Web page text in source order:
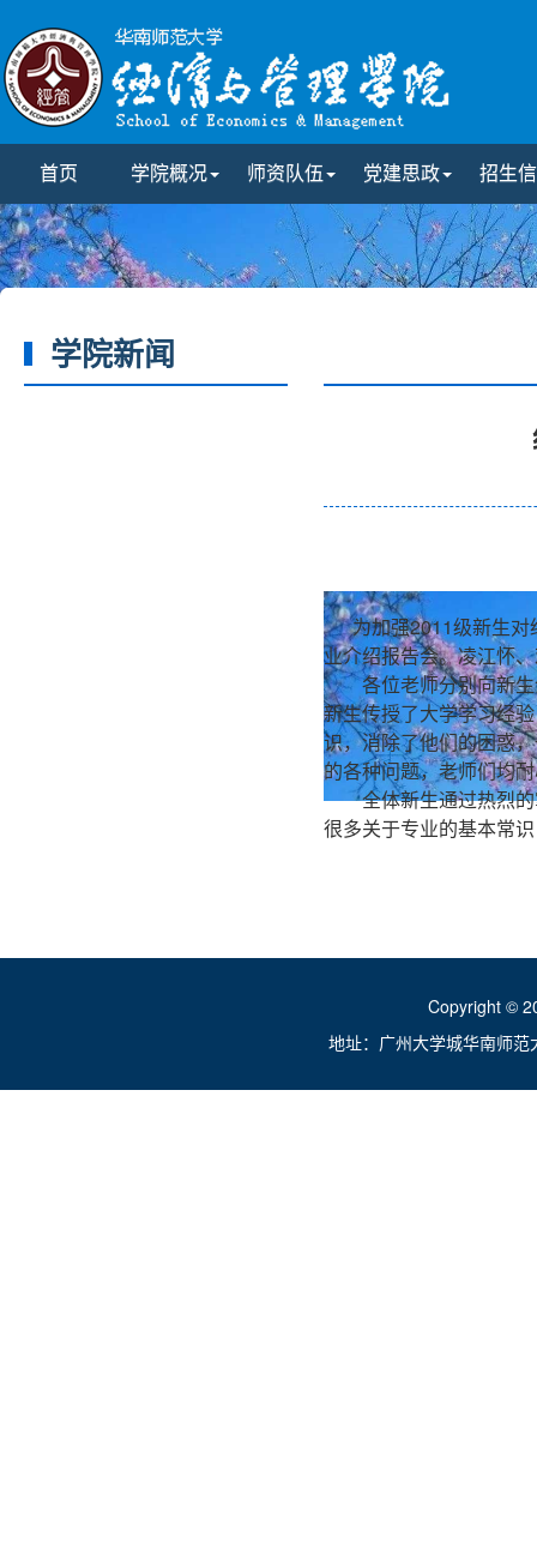
首页 学院概况 师资队伍 党建思政 招生
学院新闻
为加强2011级新生对
业介绍报告会。凌江怀
各位老师分别向新
新生传授了大学学习经
识，消除了他们的困惑
的各种问题，老师们均
全体新生通过热烈
很多关于专业的基本常
Copyright ©
地址：广州大学城华南